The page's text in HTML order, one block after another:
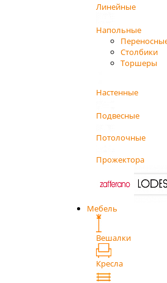
Линейные
Напольные
Столбики
Торшеры
Настенные
Подвесные
Потолочные
Прожектора
Мебель
Вешалки
Кресла